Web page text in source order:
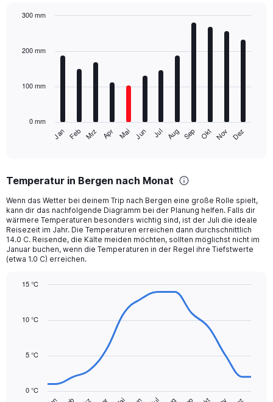
Y
values.
to
with
The
Range:
categories.
The
chart
has
1
Y
displaying
Jan Feb Mrz Apr Mai Jun Jul Aug Sep Okt Nov Dez
0 mm
100 mm
200 mm
300 mm
Temperatur in Bergen nach Monat
Wenn das Wetter bei deinem Trip nach Bergen eine große Rolle spielt,
kann dir das nachfolgende Diagramm bei der Planung helfen. Falls dir
wärmere Temperaturen besonders wichtig sind, ist der Juli die ideale
Reisezeit im Jahr. Die Temperaturen erreichen dann durchschnittlich
14.0 C. Reisende, die Kälte meiden möchten, sollten möglichst nicht im
Januar buchen, wenn die Temperaturen in der Regel ihre Tiefstwerte
(etwa 1.0 C) erreichen.
with
has0 °C
5 °C
10 °C
15 °C